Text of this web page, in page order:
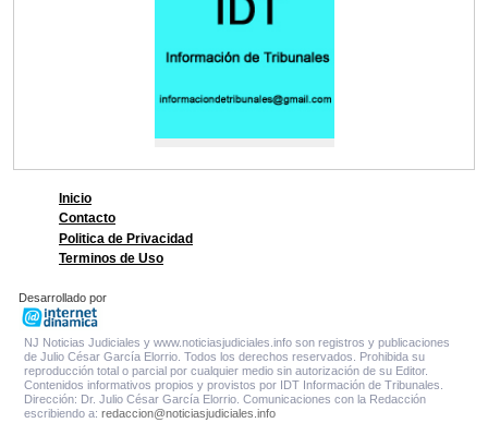
Inicio
Contacto
Politica de Privacidad
Terminos de Uso
Desarrollado por
NJ Noticias Judiciales y www.noticiasjudiciales.info son registros y publicaciones
de Julio César García Elorrio. Todos los derechos reservados. Prohibida su
reproducción total o parcial por cualquier medio sin autorización de su Editor.
Contenidos informativos propios y provistos por IDT Información de Tribunales.
Dirección: Dr. Julio César García Elorrio. Comunicaciones con la Redacción
escribiendo a: redaccion@noticiasjudiciales.info